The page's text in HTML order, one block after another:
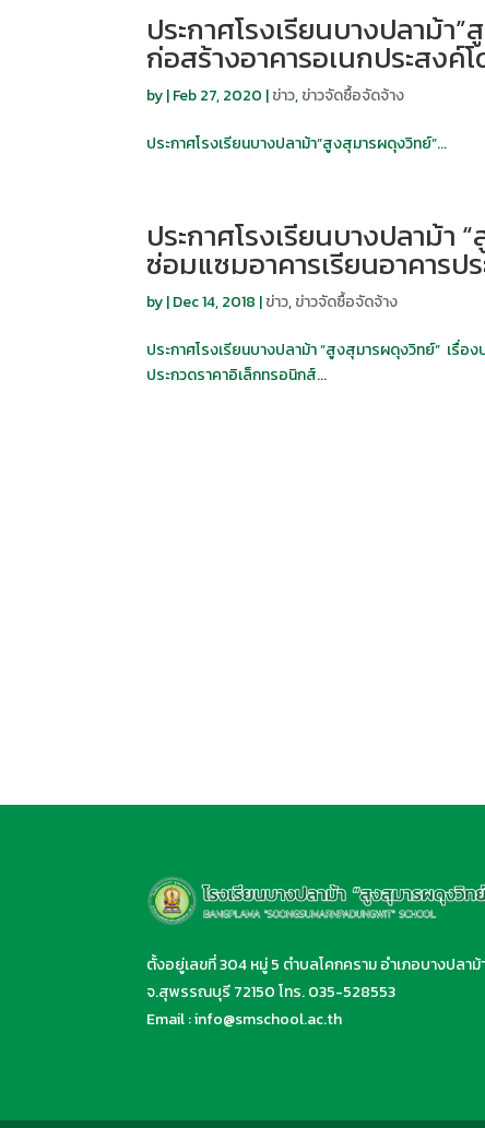
ประกาศโรงเรียนบางปลาม้า
ก่อสร้างอาคารอเนกประสงค์
by|Feb 27, 2020 |ข่าว,ข่าวจัดซื้อจัดจ้าง
ประกาศโรงเรียนบางปลาม้า”สูงสุมารผดุงวิทย์”...
ประกาศโรงเรียนบางปลาม้า
ซ่อมแซมอาคารเรียนอาคารป
by|Dec 14, 2018 |ข่าว,ข่าวจัดซื้อจัดจ้าง
ประกาศโรงเรียนบางปลาม้า “สูงสุมารผดุงวิทย์” เรื่
ประกวดราคาอิเล็กทรอนิกส์...
ตั้งอยู่เลขที่ 304 หมู่ 5 ตำบลโคกคราม อำเภอบางปลาม้
จ.สุพรรณบุรี 72150 โทร.035-528553
Email :info@smschool.ac.th